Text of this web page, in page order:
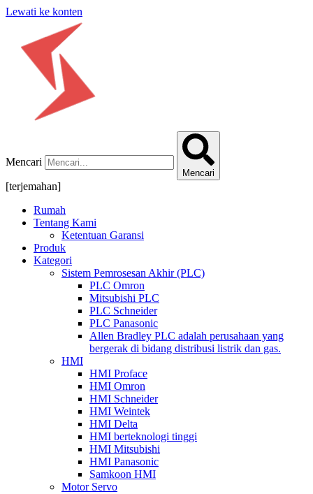
Lewati ke konten
Mencari
Mencari
[terjemahan]
Rumah
Tentang Kami
Ketentuan Garansi
Produk
Kategori
Sistem Pemrosesan Akhir (PLC)
PLC Omron
Mitsubishi PLC
PLC Schneider
PLC Panasonic
Allen Bradley PLC adalah perusahaan yang
bergerak di bidang distribusi listrik dan gas.
HMI
HMI Proface
HMI Omron
HMI Schneider
HMI Weintek
HMI Delta
HMI berteknologi tinggi
HMI Mitsubishi
HMI Panasonic
Samkoon HMI
Motor Servo